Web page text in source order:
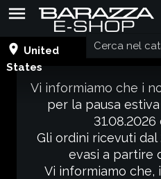

place United
States
Vi informiamo che i
per la pausa
Gli ordini ricevuti dal
evasi a partire
Vi informiamo che,